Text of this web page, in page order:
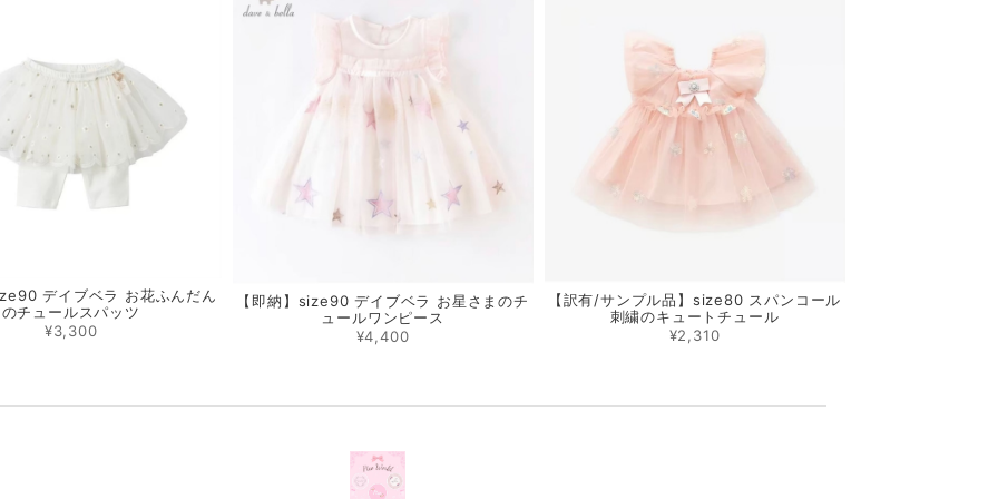
デイブベラ お花ふんだん
のチュールスパッツ
¥3,300
【即納】size90 デイブベラ お星さまのチ
ュールワンピース
¥4,400
【訳有/サンプル品】size80 スパンコール
刺繍のキュートチュール
¥2,310